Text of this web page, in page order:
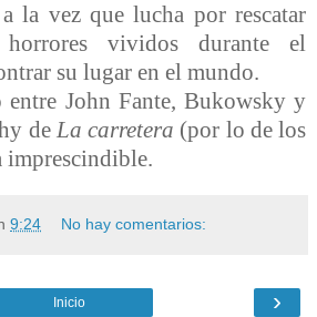
la vez que lucha por rescatar
vividos durante el
su lugar en el mundo.
entre John Fante, Bukowsky y
de La carretera (por lo de los
imprescindible.
9:24 No hay comentarios:
›
Inicio